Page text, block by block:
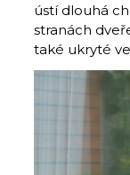
ústí dlouhá
stranách
také ukryté